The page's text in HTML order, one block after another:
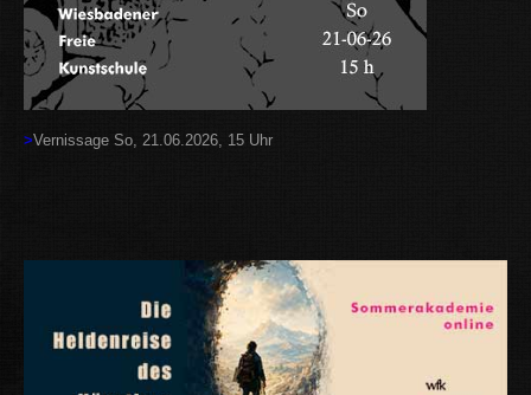
>Vernissage So, 21.06.2026, 15 Uhr